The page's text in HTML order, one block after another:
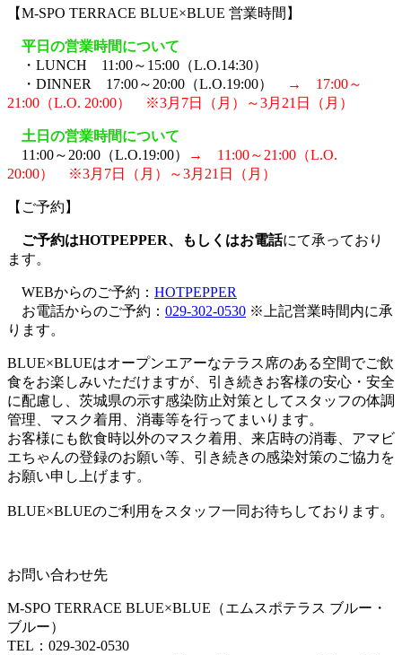
【M-SPO TERRACE BLUE×BLUE 営業時間】
平日の営業時間について
・LUNCH 11:00～15:00（L.O.14:30）
・DINNER 17:00～20:00（L.O.19:00）
→ 17:00～
21:00（L.O. 20:00） ※3月7日（月）～3月21日（月）
土日の営業時間について
11:00～20:00（L.O.19:00）
→ 11:00～21:00（L.O.
20:00） ※3月7日（月）～3月21日（月）
【ご予約】
ご予約はHOTPEPPER、もしくはお電話にて承っており
ます。
WEBからのご予約： HOTPEPPER
お電話からのご予約： 029-302-0530 ※上記営業時間内に承
ります。
BLUE×BLUEはオープンエアーなテラス席のある空間でご飲
食をお楽しみいただけますが、引き続きお客様の安心・安全
に配慮し、茨城県の示す感染防止対策としてスタッフの体調
管理、マスク着用、消毒等を行ってまいります。
お客様にも飲食時以外のマスク着用、来店時の消毒、アマビ
エちゃんの登録のお願い等、引き続きの感染対策のご協力を
お願い申し上げます。
BLUE×BLUEのご利用をスタッフ一同お待ちしております。
お問い合わせ先
M-SPO TERRACE BLUE×BLUE（エムスポテラス ブルー・
ブルー）
TEL：029-302-0530